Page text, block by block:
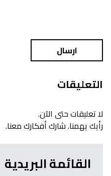
ارسال
التعليقات
لا تعليقات حتى الآن.
رأيك يهمنا. شارك أفكارك معنا.
القائمة البريدية